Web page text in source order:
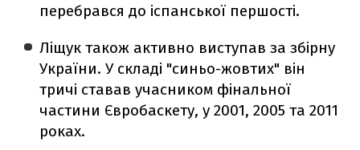
перебрався до іспанської першості.
Ліщук також активно виступав за збірну
України. У складі "синьо-жовтих" він
тричі ставав учасником фінальної
частини Євробаскету, у 2001, 2005 та 2011
роках.